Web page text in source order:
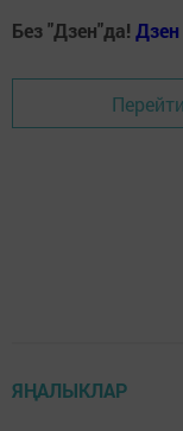
Без "Дзен"да! Дзен
ЯҢАЛЫКЛАР